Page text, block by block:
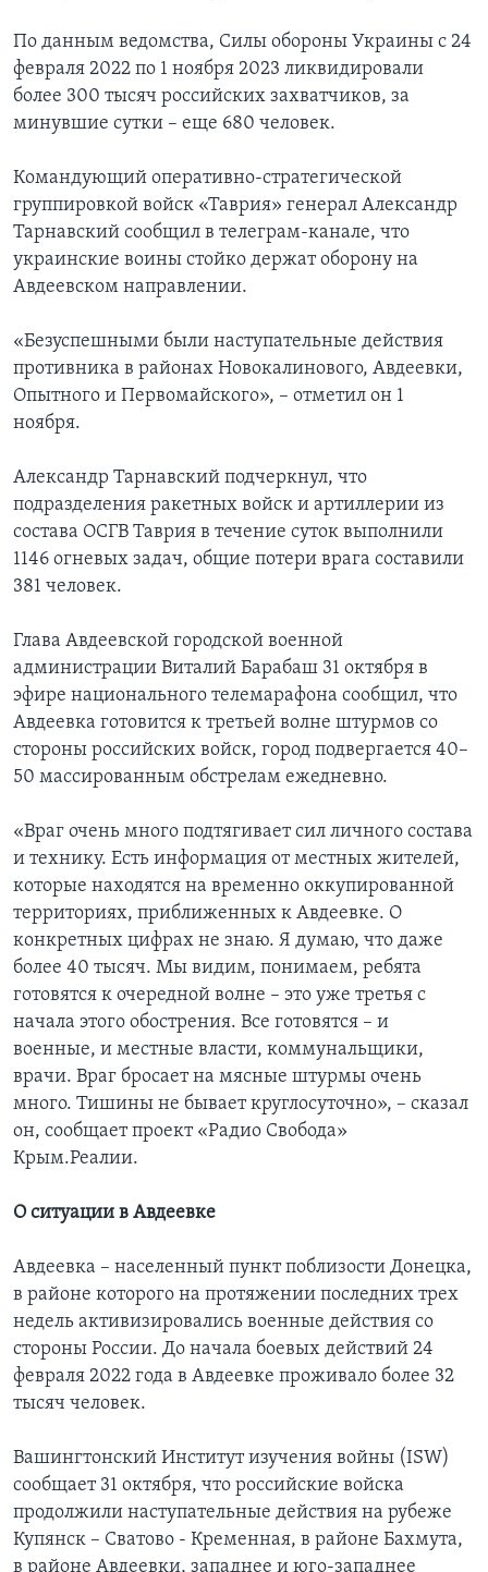
По данным ведомства, Силы обороны Украины с 24
февраля 2022 по 1 ноября 2023 ликвидировали
более 300 тысяч российских захватчиков, за
минувшие сутки – еще 680 человек.
Командующий оперативно-стратегической
группировкой войск «Таврия» генерал Александр
Тарнавский сообщил в телеграм-канале, что
украинские воины стойко держат оборону на
Авдеевском направлении.
«Безуспешными были наступательные действия
противника в районах Новокалинового, Авдеевки,
Опытного и Первомайского», – отметил он 1
ноября.
Александр Тарнавский подчеркнул, что
подразделения ракетных войск и артиллерии из
состава ОСГВ Таврия в течение суток выполнили
1146 огневых задач, общие потери врага составили
381 человек.
Глава Авдеевской городской военной
администрации Виталий Барабаш 31 октября в
эфире национального телемарафона сообщил, что
Авдеевка готовится к третьей волне штурмов со
стороны российских войск, город подвергается 40–
50 массированным обстрелам ежедневно.
«Враг очень много подтягивает сил личного состава
и технику. Есть информация от местных жителей,
которые находятся на временно оккупированной
территориях, приближенных к Авдеевке. О
конкретных цифрах не знаю. Я думаю, что даже
более 40 тысяч. Мы видим, понимаем, ребята
готовятся к очередной волне – это уже третья с
начала этого обострения. Все готовятся – и
военные, и местные власти, коммунальщики,
врачи. Враг бросает на мясные штурмы очень
много. Тишины не бывает круглосуточно», – сказал
он, сообщает проект «Радио Свобода»
Крым.Реалии.
О ситуации в Авдеевке
Авдеевка – населенный пункт поблизости Донецка,
в районе которого на протяжении последних трех
недель активизировались военные действия со
стороны России. До начала боевых действий 24
февраля 2022 года в Авдеевке проживало более 32
тысяч человек.
Вашингтонский Институт изучения войны (ISW)
сообщает 31 октября, что российские войска
продолжили наступательные действия на рубеже
Купянск – Сватово - Кременная, в районе Бахмута,
в районе Авдеевки, западнее и юго-западнее